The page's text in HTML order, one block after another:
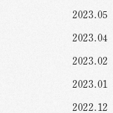
2023.05
2023.04
2023.02
2023.01
2022.12